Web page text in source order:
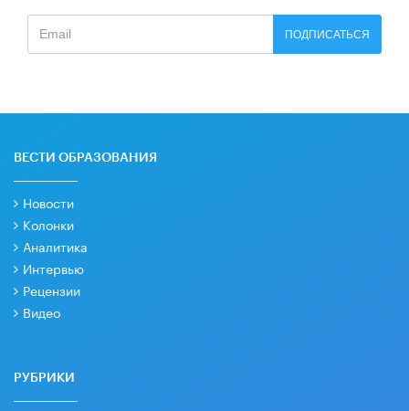
ПОДПИСАТЬСЯ
ВЕСТИ ОБРАЗОВАНИЯ
Новости
Колонки
Аналитика
Интервью
Рецензии
Видео
РУБРИКИ